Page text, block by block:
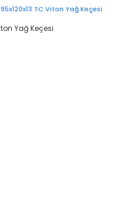
95x120x13 TC Viton Yağ Keçesi